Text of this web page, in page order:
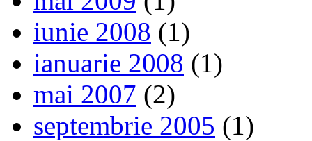
iunie 2008 (1)
ianuarie 2008 (1)
mai 2007 (2)
septembrie 2005 (1)